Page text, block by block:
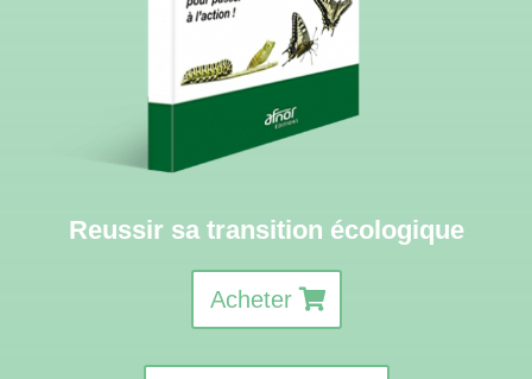
Reussir sa transition écologique
Acheter